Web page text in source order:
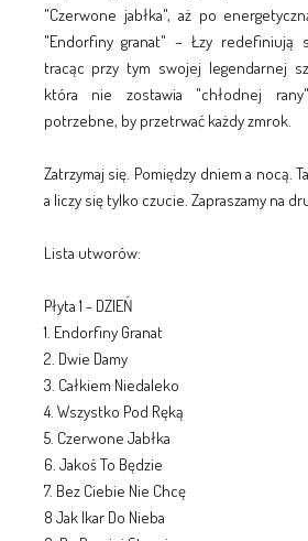
"Czerwone jabłka", aż po
"Endorfiny granat" – Łzy redefiniują
tracąc przy tym swojej legendarnej
która nie zostawia "chłodnej
potrzebne, by przetrwać każdy zmrok.
Zatrzymaj się. Pomiędzy dniem a nocą.
a liczy się tylko czucie. Zapraszamy na
Lista utworów:
Płyta 1 - DZIEŃ
1. Endorfiny Granat
2. Dwie Damy
3. Całkiem Niedaleko
4. Wszystko Pod Ręką
5. Czerwone Jabłka
6. Jakoś To Będzie
7. Bez Ciebie Nie Chcę
8 Jak Ikar Do Nieba